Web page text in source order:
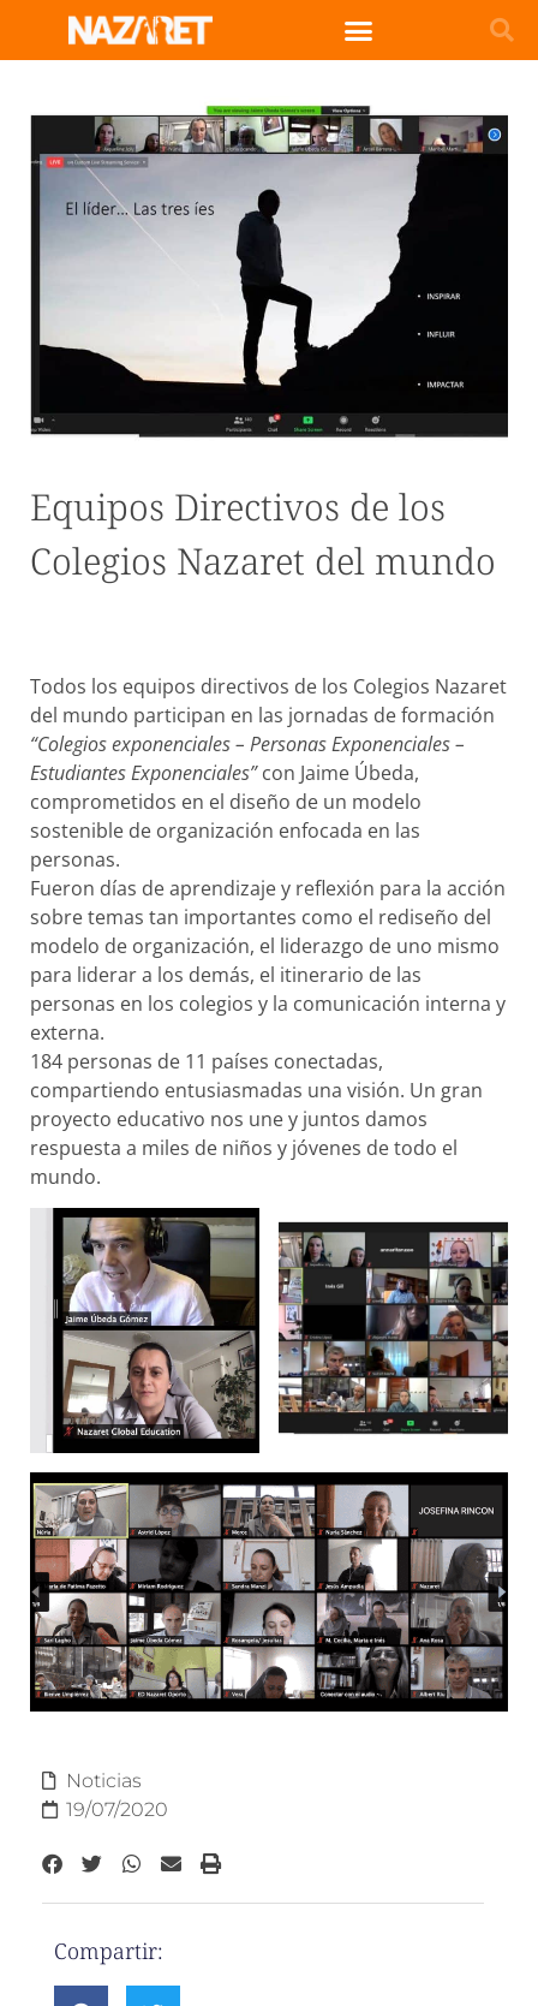
Equipos Directivos de los
Colegios Nazaret del mundo
Todos los equipos directivos de los Colegios Nazaret
del mundo participan en las jornadas de formación
“Colegios exponenciales – Personas Exponenciales –
Estudiantes Exponenciales”con Jaime Úbeda,
comprometidos en el diseño de un modelo
sostenible de organización enfocada en las
personas.
Fueron días de aprendizaje y reflexión para la acción
sobre temas tan importantes como el rediseño del
modelo de organización, el liderazgo de uno mismo
para liderar a los demás, el itinerario de las
personas en los colegios y la comunicación interna y
externa.
184 personas de 11 países conectadas,
compartiendo entusiasmadas una visión. Un gran
proyecto educativo nos une y juntos damos
respuesta a miles de niños y jóvenes de todo el
mundo.
Noticias
19/07/2020
Compartir: